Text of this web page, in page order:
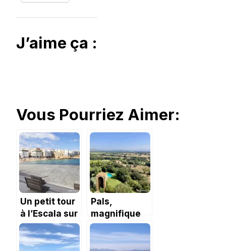
J’aime ça :
Vous Pourriez Aimer:
Un petit tour
à l’Escala sur
la Costa
Brava.
Pals,
magnifique
village
médiéval de